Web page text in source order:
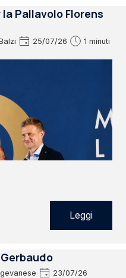
Pallavolo Florens
25/07/26 1 minuti
Leggi
23/07/26